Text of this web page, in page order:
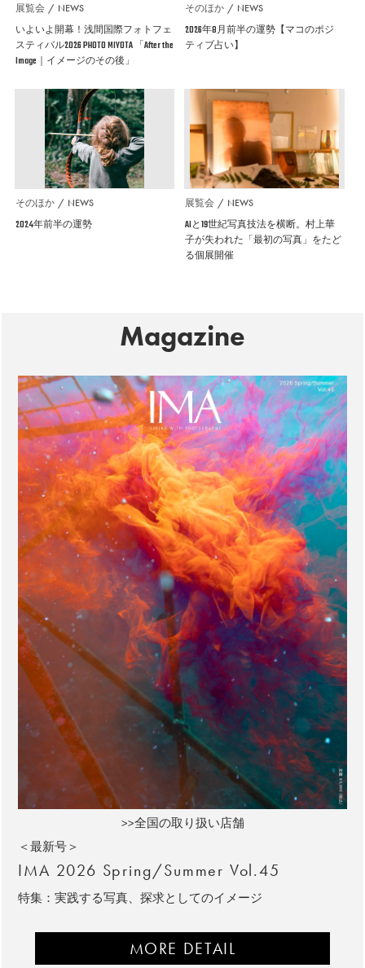
展覧会 NEWS
いよいよ開幕！浅間国際フォトフェ
スティバル2026 PHOTO MIYOTA 「After the
Image｜イメージのその後」
そのほか NEWS
2026年8月前半の運勢【マコのポジ
ティブ占い】
そのほか NEWS
2024年前半の運勢
展覧会 NEWS
AIと19世紀写真技法を横断。村上華
子が失われた「最初の写真」をたど
る個展開催
Magazine
>>全国の取り扱い店舗
＜最新号＞
IMA 2026 Spring/Summer Vol.45
特集：実践する写真、探求としてのイメージ
MORE DETAIL